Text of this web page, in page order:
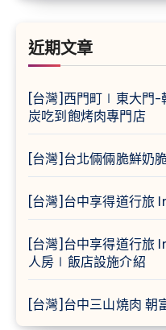
字:
近期文章
[台灣]西門町∣東大門-
炭吃到飽烤肉專門店
[台灣]台北倆倆脆鮮奶
[台灣]台中享得道行旅
[台灣]台中享得道行
人房∣飯店設施介紹
[台灣]台中三山燒肉 朝